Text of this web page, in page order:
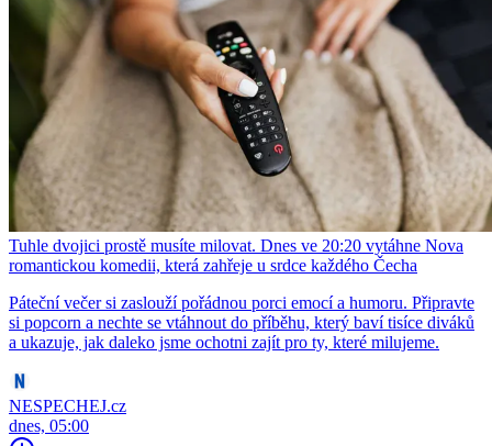
Tuhle dvojici prostě musíte milovat. Dnes ve 20:20 vytáhne Nova
romantickou komedii, která zahřeje u srdce každého Čecha
Páteční večer si zaslouží pořádnou porci emocí a humoru. Připravte
si popcorn a nechte se vtáhnout do příběhu, který baví tisíce diváků
a ukazuje, jak daleko jsme ochotni zajít pro ty, které milujeme.
NESPECHEJ.cz
dnes, 05:00